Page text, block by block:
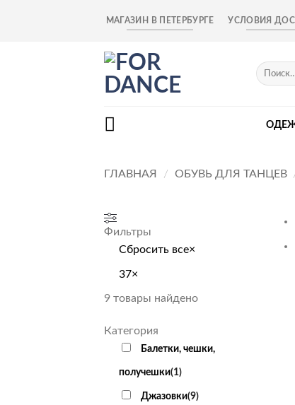
МАГАЗИН В ПЕТЕРБУРГЕ УСЛОВИЯ
Искать:
ГЛАВНАЯ / ОБУВЬ ДЛЯ ТАНЦЕВ
Фильтры
Сбросить все×
37×
9 товары найдено
Категория
Балетки, чешки,
получешки(1)
Джазовки(9)